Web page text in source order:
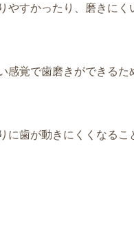
やすかったり、磨きに
感覚で歯磨きができるた
歯が動きにくくなるこ